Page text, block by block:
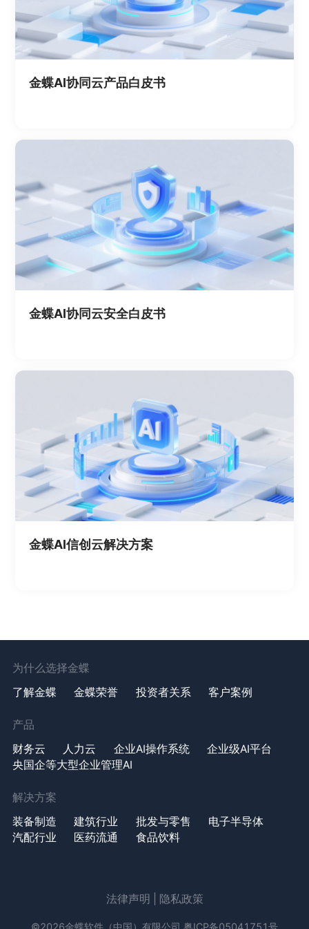
金蝶AI协同云产品白皮书
金蝶AI协同云安全白皮书
金蝶AI信创云解决方案
为什么选择金蝶
了解金蝶
金蝶荣誉 投资者关系 客户案例
产品
财务云
人力云 企业AI操作系统
企业级AI平台
央国企等大型企业管理AI
解决方案
装备制造
建筑行业 批发与零售
电子半导体
汽配行业
医药流通 食品饮料
法律声明 隐私政策
©2026金蝶软件（中国）有限公司 粤ICP备05041751号